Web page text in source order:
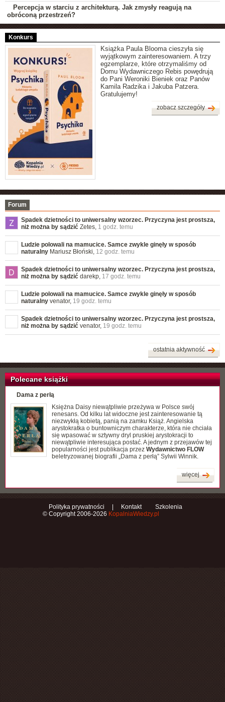
Percepcja w starciu z architekturą. Jak zmysły reagują na
obróconą przestrzeń?
Konkurs
Książka Paula Blooma cieszyła się
wyjątkowym zainteresowaniem. A trzy
egzemplarze, które otrzymaliśmy od
Domu Wydawniczego Rebis powędrują
do Pani Weroniki Bieniek oraz Panów
Kamila Radzika i Jakuba Patzera.
Gratulujemy!
zobacz szczegóły
Forum
Spadek dzietności to uniwersalny wzorzec. Przyczyna jest prostsza,
niż można by sądzić Zetes, 1 godz. temu
Ludzie polowali na mamucice. Samce zwykle ginęły w sposób
naturalny Mariusz Błoński, 12 godz. temu
Spadek dzietności to uniwersalny wzorzec. Przyczyna jest prostsza,
niż można by sądzić darekp, 17 godz. temu
Ludzie polowali na mamucice. Samce zwykle ginęły w sposób
naturalny venator, 19 godz. temu
Spadek dzietności to uniwersalny wzorzec. Przyczyna jest prostsza,
niż można by sądzić venator, 19 godz. temu
ostatnia aktywność
Polecane książki
Dama z perłą
Księżna Daisy niewątpliwie przeżywa w Polsce swój
renesans. Od kilku lat widoczne jest zainteresowanie tą
niezwykłą kobietą, panią na zamku Książ. Angielska
arystokratka o buntowniczym charakterze, która nie chciała
się wpasować w sztywny dryl pruskiej arystokracji to
niewątpliwie interesująca postać. A jednym z przejawów tej
popularności jest publikacja przez Wydawnictwo FLOW
beletryzowanej biografii „Dama z perłą” Sylwii Winnik.
więcej
Polityka prywatności Kontakt
Szkolenia
© Copyright 2006-2026 KopalniaWiedzy.pl